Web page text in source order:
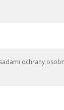
ochrany